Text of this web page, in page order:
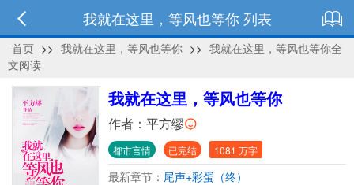
我就在这里，等风也等你 列表
首页 >> 我就在这里，等风也等你 >> 我就在这里，等风也等你全
文阅读
我就在这里，等风也等你
作者： 平方缪
都市言情 已完结 1081 万字
最新章节： 尾声+彩蛋（终）